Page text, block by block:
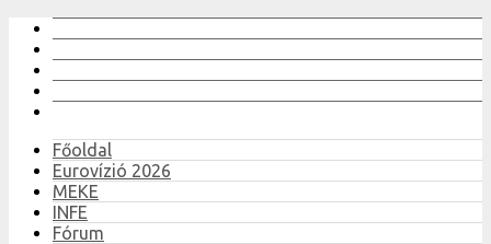
Főoldal
Eurovízió 2026
MEKE
INFE
Fórum